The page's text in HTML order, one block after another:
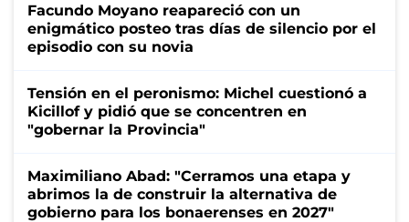
Facundo Moyano reapareció con un
enigmático posteo tras días de silencio por el
episodio con su novia
Tensión en el peronismo: Michel cuestionó a
Kicillof y pidió que se concentren en
"gobernar la Provincia"
Maximiliano Abad: "Cerramos una etapa y
abrimos la de construir la alternativa de
gobierno para los bonaerenses en 2027"